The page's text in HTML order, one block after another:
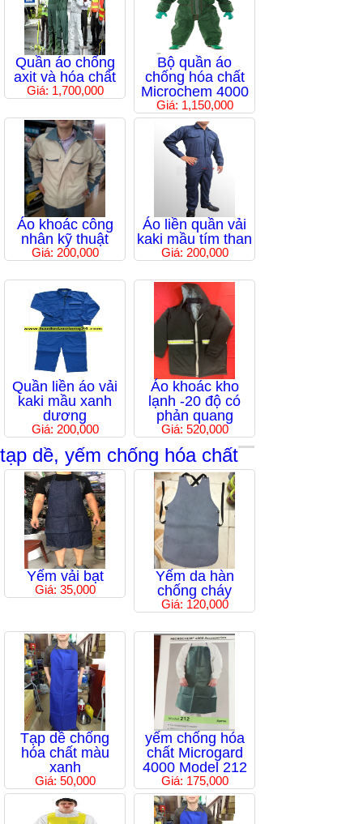
Quần áo chống
axit và hóa chất
Giá: 1,700,000
Bộ quần áo
chống hóa chất
Microchem 4000
Giá: 1,150,000
Áo khoác công
nhân kỹ thuật
Giá: 200,000
Áo liền quần vải
kaki mầu tím than
Giá: 200,000
Quần liền áo vải
kaki mầu xanh
dương
Giá: 200,000
Áo khoác kho
lạnh -20 độ có
phản quang
Giá: 520,000
tạp dề, yếm chống hóa chất
Yếm vải bạt
Giá: 35,000
Yếm da hàn
chống cháy
Giá: 120,000
Tạp dề chống
hóa chất màu
xanh
Giá: 50,000
yếm chống hóa
chất Microgard
4000 Model 212
Giá: 175,000